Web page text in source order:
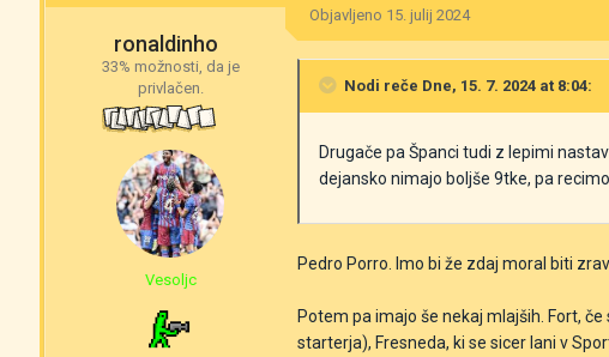
ronaldinho
33% možnosti, da je
privlačen.
Vesoljc
Objavljeno 15. julij 2024
Nodi reče Dne, 15. 7. 2024 at 8:04:
Drugače pa Španci tudi z lepimi
dejansko nimajo boljše 9tke, pa
Pedro Porro. Imo bi že zdaj moral biti
Potem pa imajo še nekaj mlajših. Fort,
starterja), Fresneda, ki se sicer lani v